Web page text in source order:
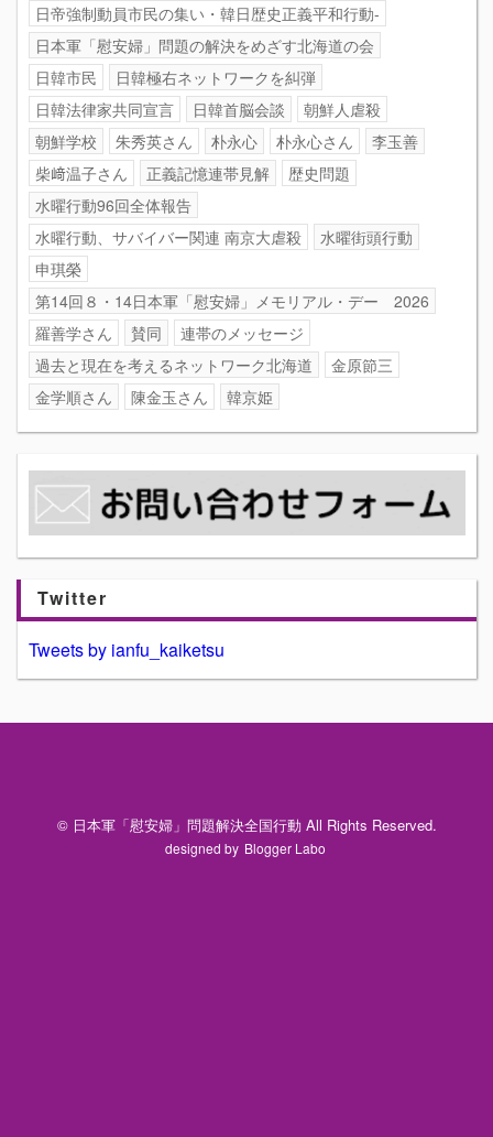
日帝強制動員市民の集い・韓日歴史正義平和行動-
日本軍「慰安婦」問題の解決をめざす北海道の会
日韓市民
日韓極右ネットワークを糾弾
日韓法律家共同宣言
日韓首脳会談
朝鮮人虐殺
朝鮮学校
朱秀英さん 朴永心 朴永心さん
李玉善
柴﨑温子さん
正義記憶連帯見解
歴史問題
水曜行動96回全体報告
水曜行動、サバイバー関連 南京大虐殺
水曜街頭行動
申琪榮
第14回８・14日本軍「慰安婦」メモリアル・デー 2026
羅善学さん
賛同
連帯のメッセージ
過去と現在を考えるネットワーク北海道
金原節三
金学順さん
陳金玉さん 韓京姫
Twitter
Tweets by ianfu_kaiketsu
© 日本軍「慰安婦」問題解決全国行動 All Rights Reserved.
designed by Blogger Labo